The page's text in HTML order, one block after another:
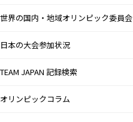
世界の国内・地域オリンピック委員会
日本の大会参加状況
TEAM JAPAN 記録検索
オリンピックコラム